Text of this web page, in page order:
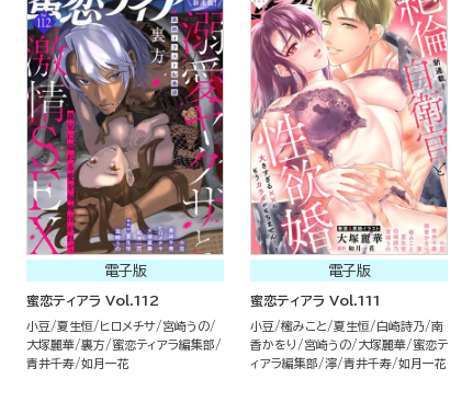
電子版
蜜恋ティアラ Vol.112
小豆 夏生恒 ヒロメチサ
宮崎うの
大塚麗華 裏方
蜜恋ティアラ編集部
青井千寿 如月一花
電子版
蜜恋ティアラ Vol.111
小豆 櫁みこと 夏生恒 白崎詩乃
南
香かをり
宮崎うの 大塚麗華
蜜恋テ
ィアラ編集部
濘 青井千寿 如月一花